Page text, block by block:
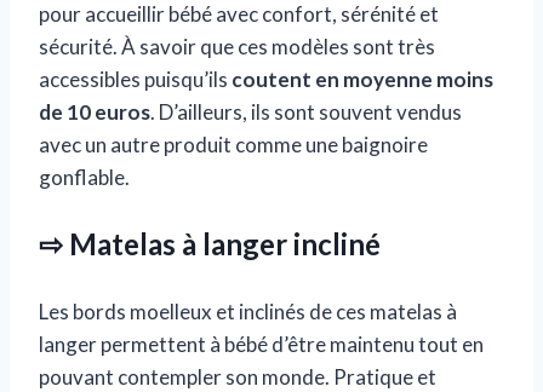
pour accueillir bébé avec confort, sérénité et
sécurité. À savoir que ces modèles sont très
accessibles puisqu’ils coutent en moyenne moins
de 10 euros. D’ailleurs, ils sont souvent vendus
avec un autre produit comme une baignoire
gonflable.
⇨ Matelas à langer incliné
Les bords moelleux et inclinés de ces matelas à
langer permettent à bébé d’être maintenu tout en
pouvant contempler son monde. Pratique et